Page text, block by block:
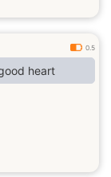
0.5
heart